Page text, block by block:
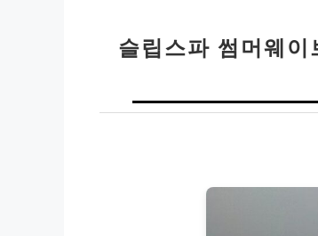
슬립스파 썸머웨